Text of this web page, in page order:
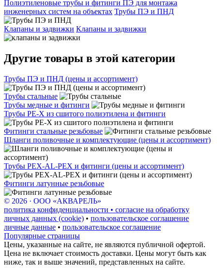
Полиэтиленовые трубы и фитинги ПЭ для монтажа
инженерных систем на объектах Трубы ПЭ и ПНД
Клапаны и задвижки Клапаны и задвижки
Другие товары в этой категории
Трубы ПЭ и ПНД (цены и ассортимент)
Трубы стальные
Трубы медные и фитинги
Трубы PE-X из сшитого полиэтилена и фитинги
Фитинги стальные резьбовые
Шланги поливочные и комплектующие (цены и ассортимент)
Трубы PEX-AL-PEX и фитинги (цены и ассортимент)
Фитинги латунные резьбовые
© 2026 · ООО «АКВАРЕЛЬ»
политика конфиденциальности • согласие на обработку
личных данных (cookie) • пользовательское соглашение
личные данные • пользовательское соглашение
Популярные страницы
Цены, указанные на сайте, не являются публичной офертой.
Цена не включает стоимость доставки. Цены могут быть как
ниже, так и выше значений, представленных на сайте.